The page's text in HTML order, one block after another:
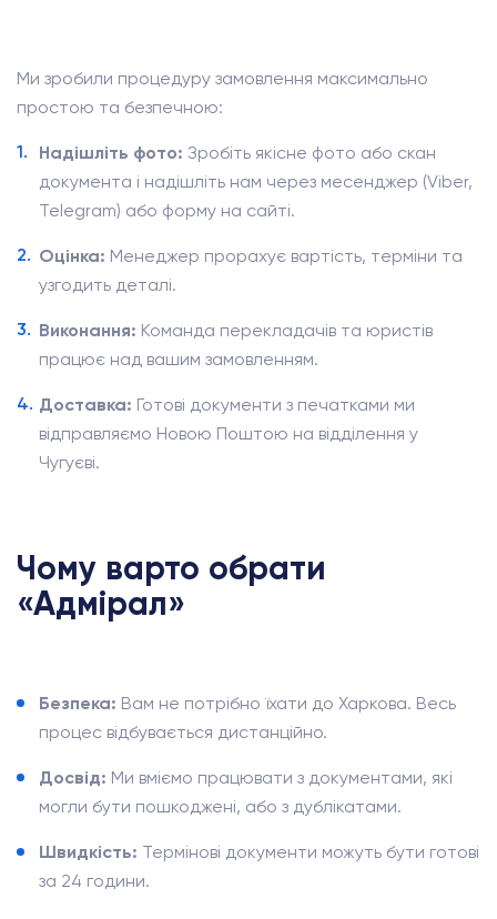
Ми зробили процедуру замовлення максимально
простою та безпечною:
Надішліть фото: Зробіть якісне фото або скан
документа і надішліть нам через месенджер (Viber,
Telegram) або форму на сайті.
Оцінка: Менеджер прорахує вартість, терміни та
узгодить деталі.
Виконання: Команда перекладачів та юристів
працює над вашим замовленням.
Доставка: Готові документи з печатками ми
відправляємо Новою Поштою на відділення у
Чугуєві.
Чому варто обрати
«Адмірал»
Безпека: Вам не потрібно їхати до Харкова. Весь
процес відбувається дистанційно.
Досвід: Ми вміємо працювати з документами, які
могли бути пошкоджені, або з дублікатами.
Швидкість: Термінові документи можуть бути готові
за 24 години.